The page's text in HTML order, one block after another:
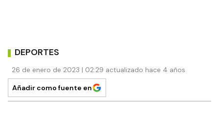
DEPORTES
26 de enero de 2023 | 02:29 actualizado hace 4 años
Añadir como fuente en